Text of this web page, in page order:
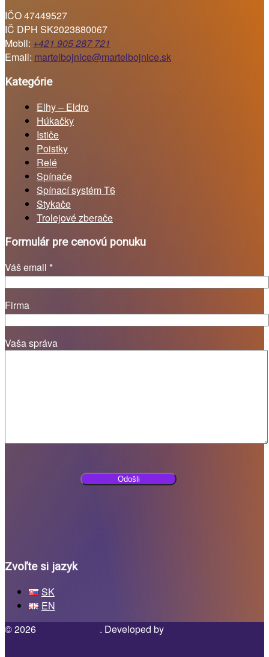
IČO 47449527
IČ DPH SK2023880067
Mobil: +421 905 287 721
Email: martelbojnice@martelbojnice.sk
Kategórie
Elhy – Eldro
Húkačky
Ističe
Poistky
Relé
Spínače
Spínací systém T6
Stykače
Trolejové zberače
Formulár pre cenovú ponuku
Váš email *
Firma
Vaša správa
Zvoľte si jazyk
SK
EN
© 2026
. Developed by